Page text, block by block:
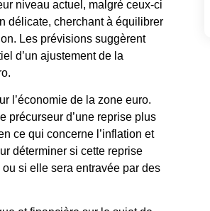
niveau actuel, malgré ceux-ci
délicate, cherchant à équilibrer
Les prévisions suggèrent
d’un ajustement de la
l’économie de la zone euro.
précurseur d’une reprise plus
ce qui concerne l’inflation et
déterminer si cette reprise
si elle sera entravée par des